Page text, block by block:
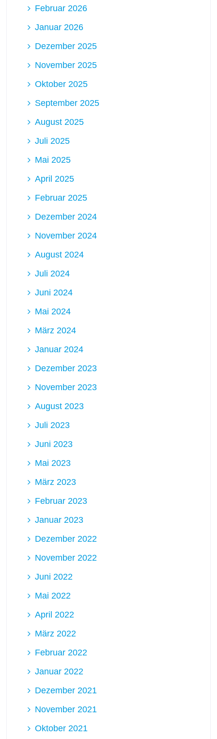
Februar 2026
Januar 2026
Dezember 2025
November 2025
Oktober 2025
September 2025
August 2025
Juli 2025
Mai 2025
April 2025
Februar 2025
Dezember 2024
November 2024
August 2024
Juli 2024
Juni 2024
Mai 2024
März 2024
Januar 2024
Dezember 2023
November 2023
August 2023
Juli 2023
Juni 2023
Mai 2023
März 2023
Februar 2023
Januar 2023
Dezember 2022
November 2022
Juni 2022
Mai 2022
April 2022
März 2022
Februar 2022
Januar 2022
Dezember 2021
November 2021
Oktober 2021